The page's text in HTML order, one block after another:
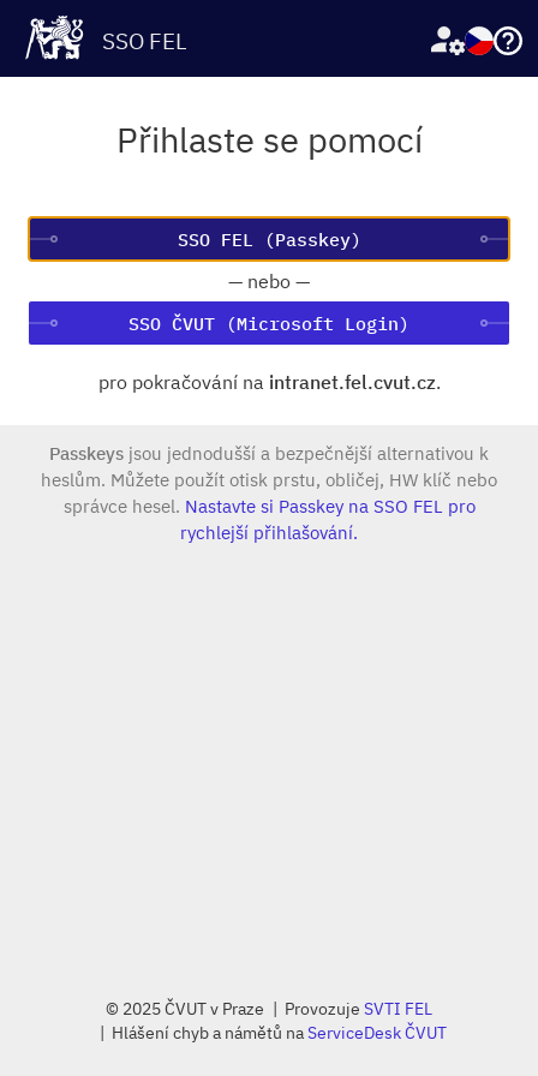
SSO FEL
Přihlaste se pomocí
— nebo —
SSO ČVUT (Microsoft Login)
pro pokračování na intranet.fel.cvut.cz.
Passkeys jsou jednodušší a bezpečnější alternativou k
heslům. Můžete použít otisk prstu, obličej, HW klíč nebo
správce hesel. Nastavte si Passkey na SSO FEL pro
rychlejší přihlašování.
© 2025 ČVUT v Praze ProvozujeSVTI FEL
Hlášení chyb a námětů naServiceDesk ČVUT